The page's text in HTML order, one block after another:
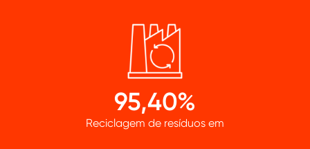
95,40%
Reciclagem de resíduos em